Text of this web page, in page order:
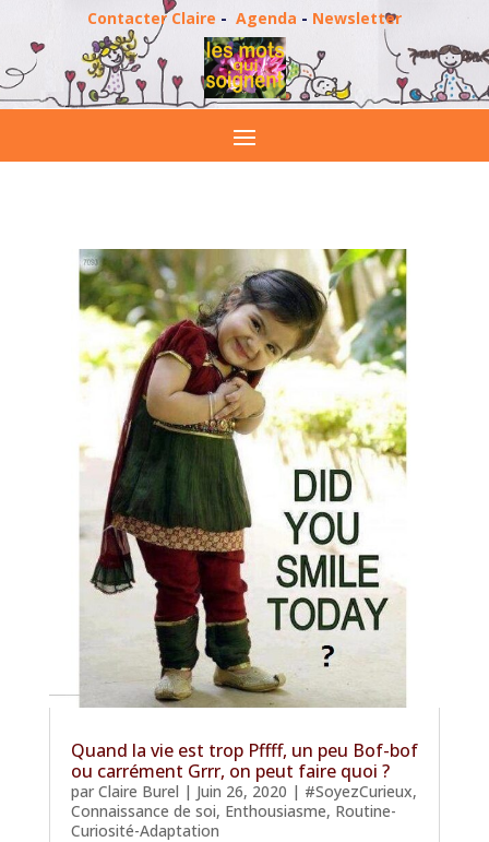
Contacter Claire - Agenda - Newsletter
Quand la vie est trop Pffff, un peu Bof-bof
ou carrément Grrr, on peut faire quoi ?
par Claire Burel | Juin 26, 2020 | #SoyezCurieux,
Connaissance de soi, Enthousiasme, Routine-
Curiosité-Adaptation